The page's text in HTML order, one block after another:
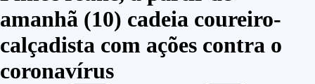
amanhã (10) cadeia coureiro-
calçadista com ações contra o
coronavírus